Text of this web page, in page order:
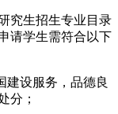
究生招生专业目录
请学生需符合以下
设服务，品德良
分；